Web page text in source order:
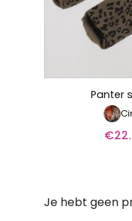
Panter
€
Je hebt geen